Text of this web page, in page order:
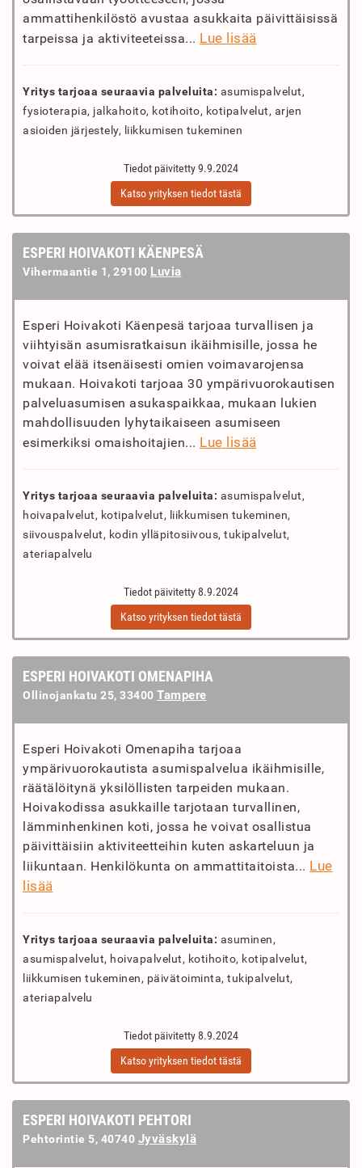
ammattihenkilöstö avustaa asukkaita päivittäisissä
tarpeissa ja aktiviteeteissa... Lue lisää
Yritys tarjoaa seuraavia palveluita: asumispalvelut,
fysioterapia, jalkahoito, kotihoito, kotipalvelut, arjen
asioiden järjestely, liikkumisen tukeminen
Tiedot päivitetty 9.9.2024
Katso yrityksen tiedot tästä
ESPERI HOIVAKOTI KÄENPESÄ
Vihermaantie 1, 29100 Luvia
Esperi Hoivakoti Käenpesä tarjoaa turvallisen ja
viihtyisän asumisratkaisun ikäihmisille, jossa he
voivat elää itsenäisesti omien voimavarojensa
mukaan. Hoivakoti tarjoaa 30 ympärivuorokautisen
palveluasumisen asukaspaikkaa, mukaan lukien
mahdollisuuden lyhytaikaiseen asumiseen
esimerkiksi omaishoitajien... Lue lisää
Yritys tarjoaa seuraavia palveluita: asumispalvelut,
hoivapalvelut, kotipalvelut, liikkumisen tukeminen,
siivouspalvelut, kodin ylläpitosiivous, tukipalvelut,
ateriapalvelu
Tiedot päivitetty 8.9.2024
Katso yrityksen tiedot tästä
ESPERI HOIVAKOTI OMENAPIHA
Ollinojankatu 25, 33400 Tampere
Esperi Hoivakoti Omenapiha tarjoaa
ympärivuorokautista asumispalvelua ikäihmisille,
räätälöitynä yksilöllisten tarpeiden mukaan.
Hoivakodissa asukkaille tarjotaan turvallinen,
lämminhenkinen koti, jossa he voivat osallistua
päivittäisiin aktiviteetteihin kuten askarteluun ja
liikuntaan. Henkilökunta on ammattitaitoista... Lue
lisää
Yritys tarjoaa seuraavia palveluita: asuminen,
asumispalvelut, hoivapalvelut, kotihoito, kotipalvelut,
liikkumisen tukeminen, päivätoiminta, tukipalvelut,
ateriapalvelu
Tiedot päivitetty 8.9.2024
Katso yrityksen tiedot tästä
ESPERI HOIVAKOTI PEHTORI
Pehtorintie 5, 40740 Jyväskylä